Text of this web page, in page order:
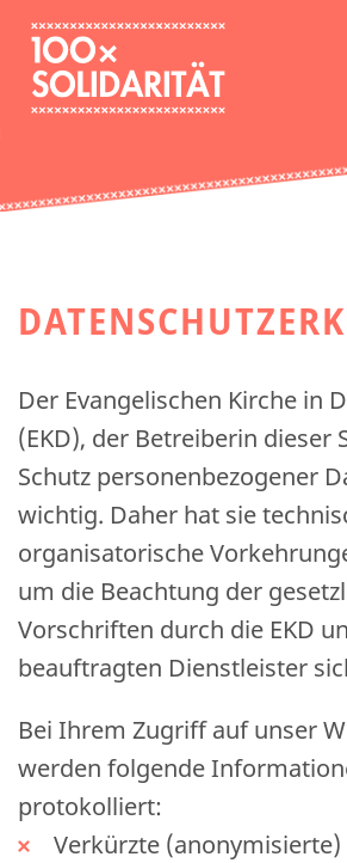
Der Evangelischen Kirche in
(EKD), der Betreiberin dieser
Schutz personenbezogener
wichtig. Daher hat sie
organisatorische
um die Beachtung der
Vorschriften durch die EKD
beauftragten Dienstleister
Bei Ihrem Zugriff auf unser
werden folgende
protokolliert:
Verkürzte (anonymisierte)